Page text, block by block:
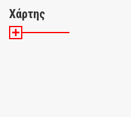
Χάρτης